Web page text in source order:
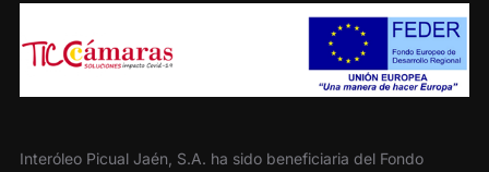
Interóleo Picual Jaén, S.A. ha sido beneficiaria del Fondo